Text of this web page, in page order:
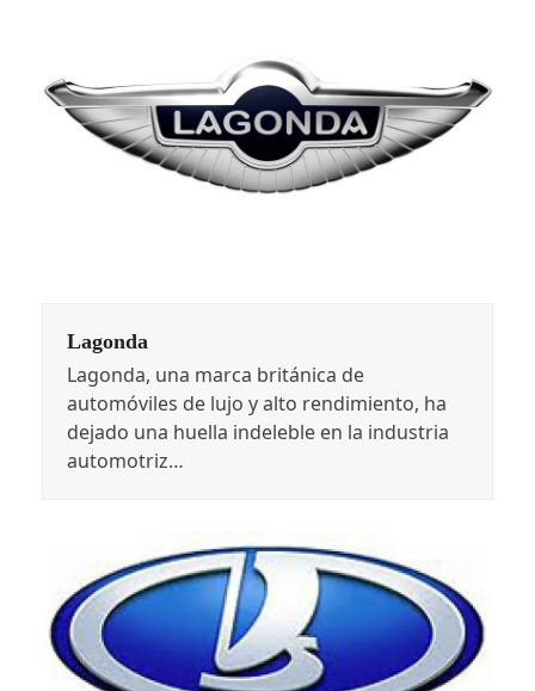
Lagonda
Lagonda, una marca británica de
automóviles de lujo y alto rendimiento, ha
dejado una huella indeleble en la industria
automotriz…